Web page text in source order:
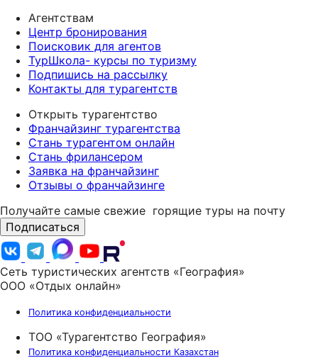
Агентствам
Центр бронирования
Поисковик для агентов
ТурШкола- курсы по туризму
Подпишись на рассылку
Контакты для турагентств
Открыть турагентство
Франчайзинг турагентства
Стань турагентом онлайн
Стань фрилансером
Заявка на франчайзинг
Отзывы о франчайзинге
Получайте самые свежие горящие туры на почту
Подписаться
Сеть туристических агентств «География»
ООО «Отдых онлайн»
Политика конфиденциальности
ТОО «Турагентство География»
Политика конфиденциальности Казахстан